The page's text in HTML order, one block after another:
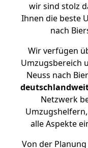
wir sind stolz
Ihnen die beste
nach
Wir verfügen
Umzugsbereich
Neuss nach
Netzwerk
alle Aspekte
Von der